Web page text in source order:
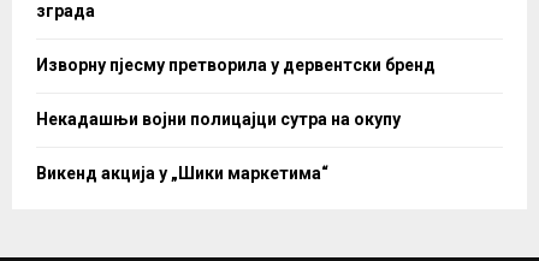
зграда
Изворну пјесму претворила у дервентски бренд
Некадашњи војни полицајци сутра на окупу
Викенд акција у „Шики маркетима“